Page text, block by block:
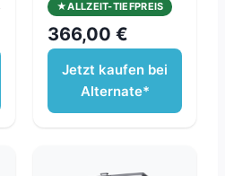
ALLZEIT-TIEFPREIS
366,00 €
Jetzt kaufen bei
Alternate*